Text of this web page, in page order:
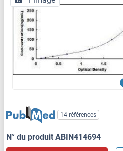
14 références
N° du produit ABIN414694